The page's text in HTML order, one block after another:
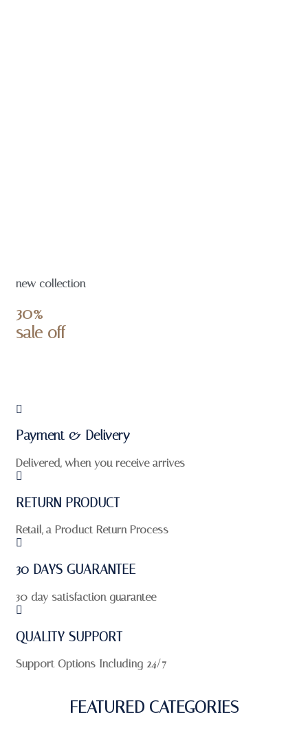
new collection
30%
sale off
Payment & Delivery
Delivered, when you receive arrives
RETURN PRODUCT
Retail, a Product Return Process
30 DAYS GUARANTEE
30 day satisfaction guarantee
QUALITY SUPPORT
Support Options Including 24/7
FEATURED CATEGORIES